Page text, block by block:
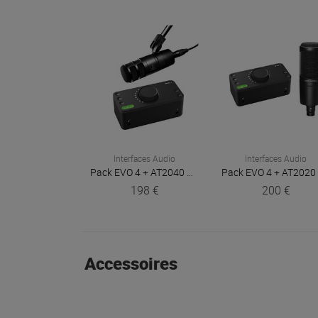
Interfaces Audio
Pack EVO 4 + AT2040 Audient
198 €
Interfaces Audio
Pack EVO 4 + AT2020
200 €
Accessoires